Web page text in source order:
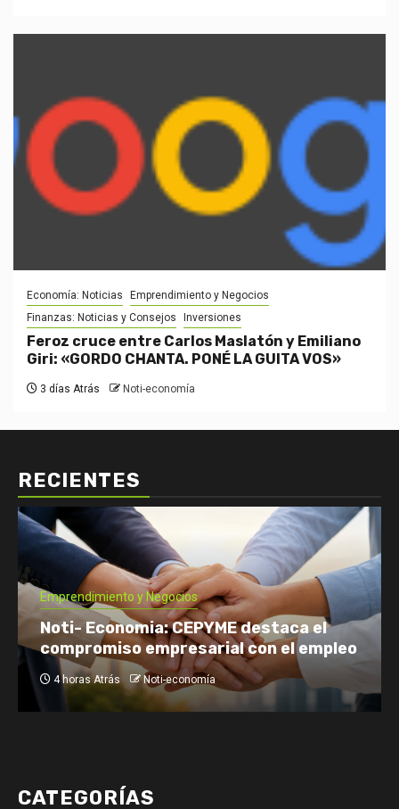
Economía: Noticias
Emprendimiento y Negocios
Finanzas: Noticias y Consejos
Inversiones
Feroz cruce entre Carlos Maslatón y Emiliano
Giri: «GORDO CHANTA. PONÉ LA GUITA VOS»
3 días Atrás Noti-economía
RECIENTES
Economía: Noticias
Emprendimiento y Negocios
Finanzas: Noticias y Consejos Inversiones
Tomás Rebord EN VIVO: dónde verlo, a
qué hora y por qué es tendencia
1 día Atrás Noti-economía
CATEGORÍAS